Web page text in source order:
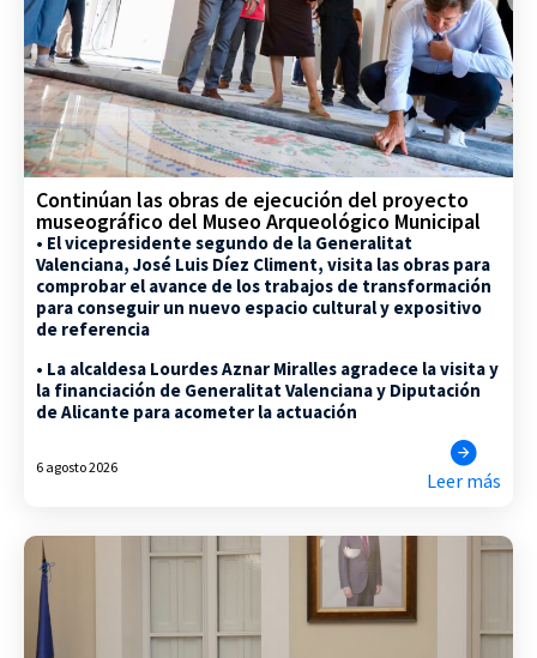
Continúan las obras de ejecución del proyecto
museográfico del Museo Arqueológico Municipal
• El vicepresidente segundo de la Generalitat
Valenciana, José Luis Díez Climent, visita las obras para
comprobar el avance de los trabajos de transformación
para conseguir un nuevo espacio cultural y expositivo
de referencia
• La alcaldesa Lourdes Aznar Miralles agradece la visita y
la financiación de Generalitat Valenciana y Diputación
de Alicante para acometer la actuación
6 agosto 2026
Leer más